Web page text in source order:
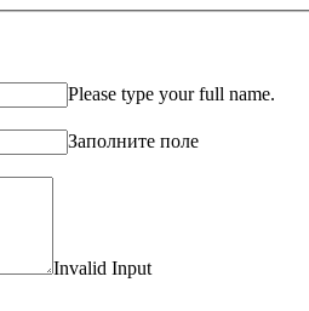
Please type your full name.
Заполните поле
Invalid Input